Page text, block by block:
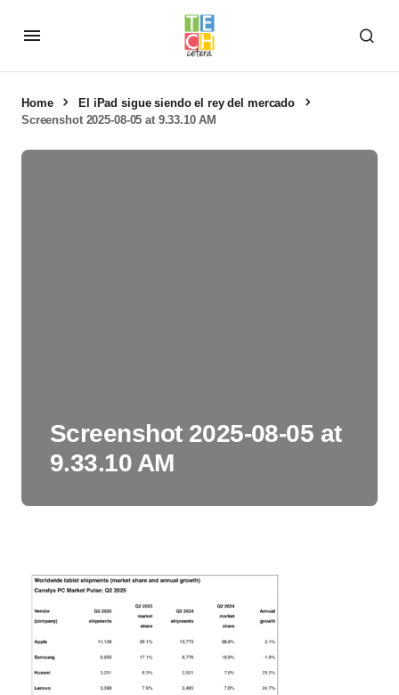
Home
El iPad sigue siendo el rey del mercado
Screenshot 2025-08-05 at 9.33.10 AM
Screenshot 2025-08-05 at
9.33.10 AM